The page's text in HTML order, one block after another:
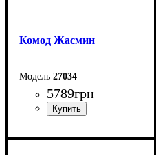
Комод Жасмин
27034
5789грн
Ширина: 130 см